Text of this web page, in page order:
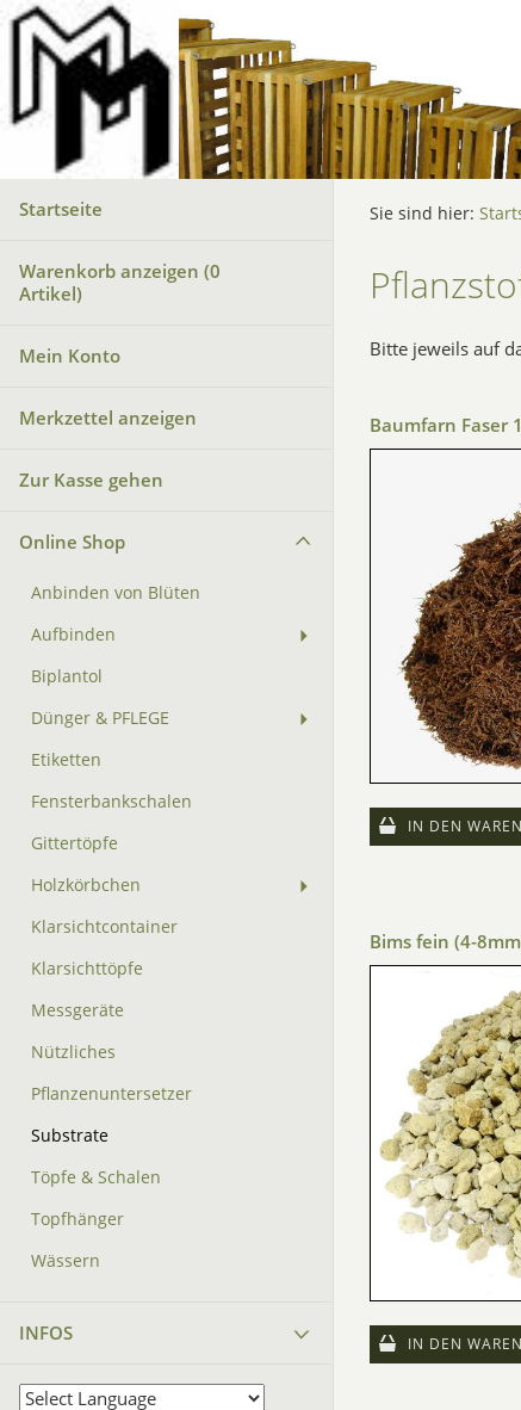
Startseite
Warenkorb anzeigen (0
Artikel)
Mein Konto
Merkzettel anzeigen
Zur Kasse gehen
Online Shop
Anbinden von Blüten
Aufbinden
Biplantol
Dünger & PFLEGE
Etiketten
Fensterbankschalen
Gittertöpfe
Holzkörbchen
Klarsichtcontainer
Klarsichttöpfe
Messgeräte
Nützliches
Pflanzenuntersetzer
Substrate
Töpfe & Schalen
Topfhänger
Wässern
INFOS
Sie sind hier:
Bitte jeweils auf
Baumfarn Faser
IN DEN
Bims fein (4-
IN DEN